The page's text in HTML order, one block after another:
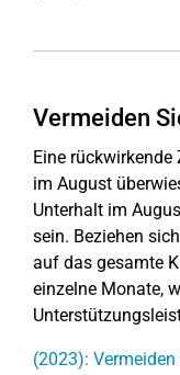
Vermeiden
Eine
im August
Unterhalt im
sein. Beziehen
auf das gesamte
einzelne Monate,
(2023):